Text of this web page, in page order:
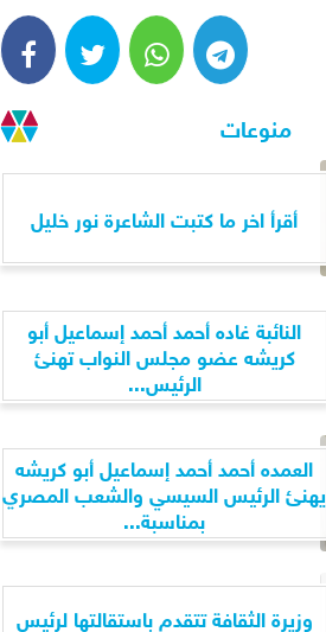
منوعات
أقرأ اخر ما كتبت الشاعرة نور خليل
النائبة غاده أحمد أحمد إسماعيل أبو
كريشه عضو مجلس النواب تهنئ
الرئيس...
العمده أحمد أحمد إسماعيل أبو كريشه
يهنئ الرئيس السيسي والشعب المصري
بمناسبة...
وزيرة الثقافة تتقدم باستقالتها لرئيس